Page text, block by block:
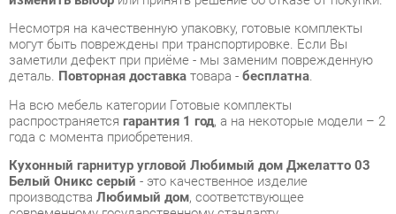
распространяетсягарантия 1 год, а на некоторые модели – 2
года с момента приобретения.
Кухонный гарнитур угловой Любимый дом Джелатто 03
производстваЛюбимый дом, соответствующее
современному государственному стандарту.
будем рады, если вы оставите отзыв об опыте его
использования, который поможет сориентироваться нашим
будущим покупателям.